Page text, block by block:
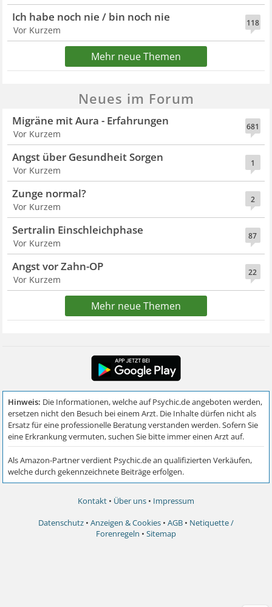
118
Ich habe noch nie / bin noch nie
Vor Kurzem
Mehr neue Themen
Neues im Forum
681
Migräne mit Aura - Erfahrungen
Vor Kurzem
1
Angst über Gesundheit Sorgen
Vor Kurzem
2
Zunge normal?
Vor Kurzem
87
Sertralin Einschleichphase
Vor Kurzem
22
Angst vor Zahn-OP
Vor Kurzem
Mehr neue Themen
Kontakt • Über uns • Impressum
Datenschutz • Anzeigen & Cookies • AGB • Netiquette /
Forenregeln • Sitemap